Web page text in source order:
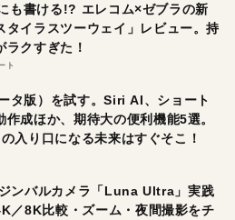
も書ける!? エレコム×ゼブラの新
タイラスツーウェイ」レビュー。持
ラクすぎた！
ト
タ版）を試す。Siri AI、ショート
作成ほか、期待大の便利機能5選。
入り口になる未来はすぐそこ！
ンバルカメラ「Luna Ultra」実践
／8K比較・ズーム・夜間撮影をチ